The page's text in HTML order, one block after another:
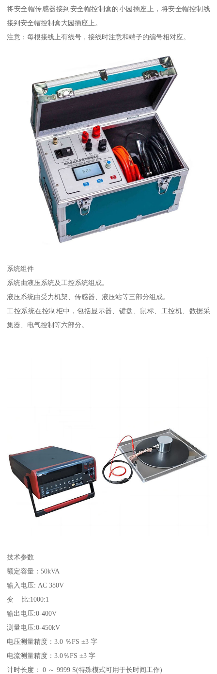
将安全帽传感器接到安全帽控制盒的小园插座上，将安全帽控制线
接到安全帽控制盒大园插座上。
注意：每根接线上有线号，接线时注意和端子的编号相对应。
系统组件
系统由液压系统及工控系统组成。
液压系统由受力机架、传感器、液压站等三部分组成。
工控系统在控制柜中，包括显示器、键盘、鼠标、工控机、数据采
集器、电气控制等六部分。
技术参数
额定容量：50kVA
输入电压: AC 380V
变 比:1000:1
输出电压:0-400V
测量电压:0-450kV
电压测量精度：3.0 ％FS ±3 字
电流测量精度：3.0％FS ±3 字
计时长度： 0 ～ 9999 S(特殊模式可用于长时间工作)